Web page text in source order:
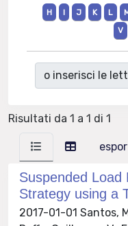
H
I J K L
V
o inserisci le
Risultati da 1 a 1 di 1
Suspended Load
Strategy using a
2017-01-01 Santos,